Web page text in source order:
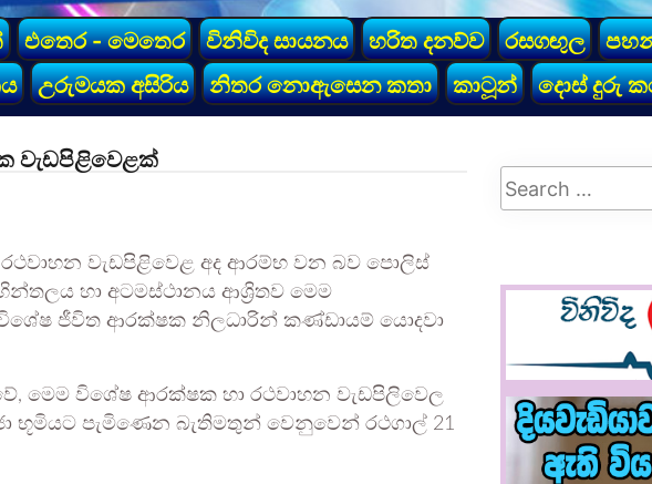
එතෙර - මෙතෙර විනිවිද සායනය හරිත දනව්ව රසගඟුල
උරුමයක අසිරිය නිතර නොඇසෙන කතා කාටූන් දොස් දුරු
වැඩපිළිවෙළක්
වැඩපිළිවෙළ අද ආරම්භ වන බව පොලිස්
හා අටමස්ථානය ආශ්‍රිතව මෙම
විශේෂ ජීවිත ආරක්ෂක නිලධාරින් කණ්ඩායම් යොදවා
මෙම විශේෂ ආරක්ෂක හා රථවාහන වැඩපිලිවෙල
භූමියට පැමිණෙන බැතිමතුන් වෙනුවෙන් රථගාල් 21